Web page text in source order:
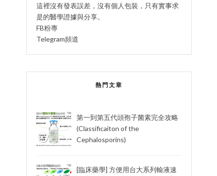
這裡沒有發表誤差，沒有個人包裝，只有實事求
是的醫學證據與分享。
FB粉專
Telegram頻道
熱門文章
第一到第五代頭孢子菌素完全攻略
(Classificaiton of the
Cephalosporins)
[臨床藥學] 方便用台大系列輸液速